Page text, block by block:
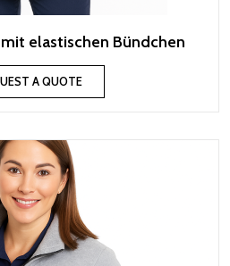
elastischen Bündchen
A QUOTE